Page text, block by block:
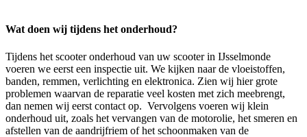
Wat doen wij tijdens het onderhoud?
Tijdens het scooter onderhoud van uw scooter in IJsselmonde
voeren we eerst een inspectie uit. We kijken naar de vloeistoffen,
banden, remmen, verlichting en elektronica. Zien wij hier grote
problemen waarvan de reparatie veel kosten met zich meebrengt,
dan nemen wij eerst contact op. Vervolgens voeren wij klein
onderhoud uit, zoals het vervangen van de motorolie, het smeren en
afstellen van de aandrijfriem of het schoonmaken van de